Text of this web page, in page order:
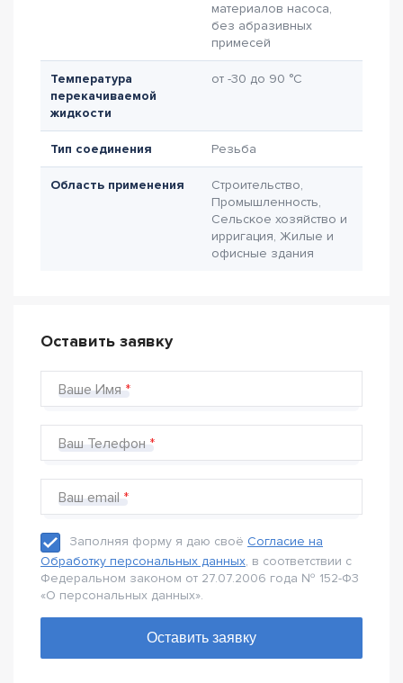
материалов насоса,
без абразивных
примесей
Температура
перекачиваемой
жидкости
от -30 до 90 °C
Тип соединения Резьба
Область применения
Строительство,
Промышленность,
Сельское хозяйство и
ирригация, Жилые и
офисные здания
Оставить заявку
Ваше Имя
Ваш Телефон
Ваш email
Заполняя форму я даю своё Согласие на
Обработку персональных данных, в соответствии с
Федеральном законом от 27.07.2006 года № 152-Ф3
«О персональных данных».